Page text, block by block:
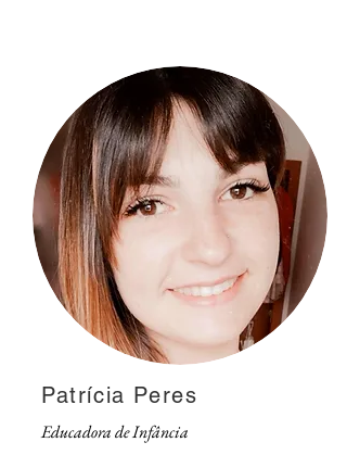
Patrícia Peres
Educadora de Infância